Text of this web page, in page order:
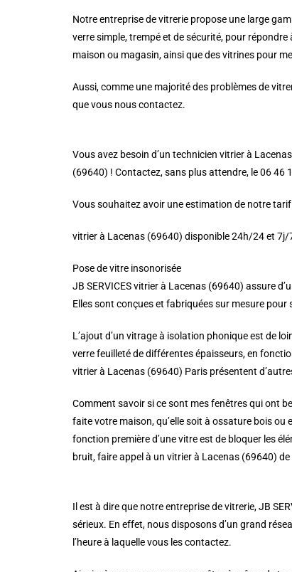
Notre entreprise de vitrerie propose une large
verre simple, trempé et de sécurité, pour
maison ou magasin, ainsi que des vitrines pour
Aussi, comme une majorité des problèmes de
que vous nous contactez.
Vous avez besoin d’un technicien vitrier à
(69640) ! Contactez, sans plus attendre, le 06 46
Vous souhaitez avoir une estimation de notre
vitrier à Lacenas (69640) disponible 24h/24 et 7j/
Pose de vitre insonorisée
JB SERVICES vitrier à Lacenas (69640) assure
Elles sont conçues et fabriquées sur mesure
L’ajout d’un vitrage à isolation phonique est de
verre feuilleté de différentes épaisseurs, en
vitrier à Lacenas (69640) Paris présentent
Comment savoir si ce sont mes fenêtres qui ont
faite votre maison, qu’elle soit à ossature bois ou
fonction première d’une vitre est de bloquer les
bruit, faire appel à un vitrier à Lacenas (69640)
Il est à dire que notre entreprise de vitrerie, JB
sérieux. En effet, nous disposons d’un grand
l’heure à laquelle vous les contactez.